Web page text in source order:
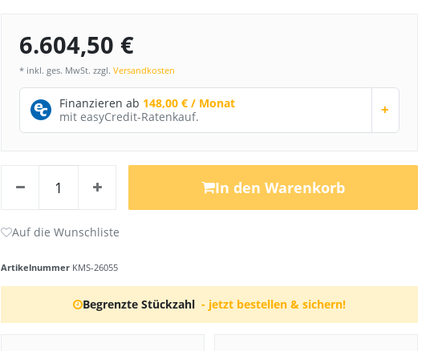
6.604,50 €
* inkl. ges. MwSt. zzgl.Versandkosten
Finanzieren ab 148,00 € / Monat
mit easyCredit-Ratenkauf.
+
In den Warenkorb
Artikelnummer KMS-26055
Begrenzte Stückzahl - jetzt bestellen & sichern!